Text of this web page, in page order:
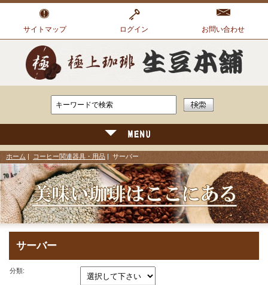
サイトマップ ログイン お問い合わせ
ホーム コーヒー関連器具・用品 | サーバー
サーバー
分類: